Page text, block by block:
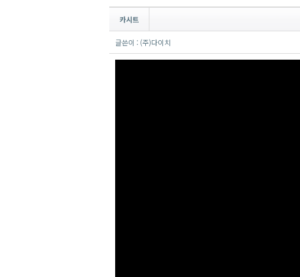
카시트
글쓴이 : (주)다이치